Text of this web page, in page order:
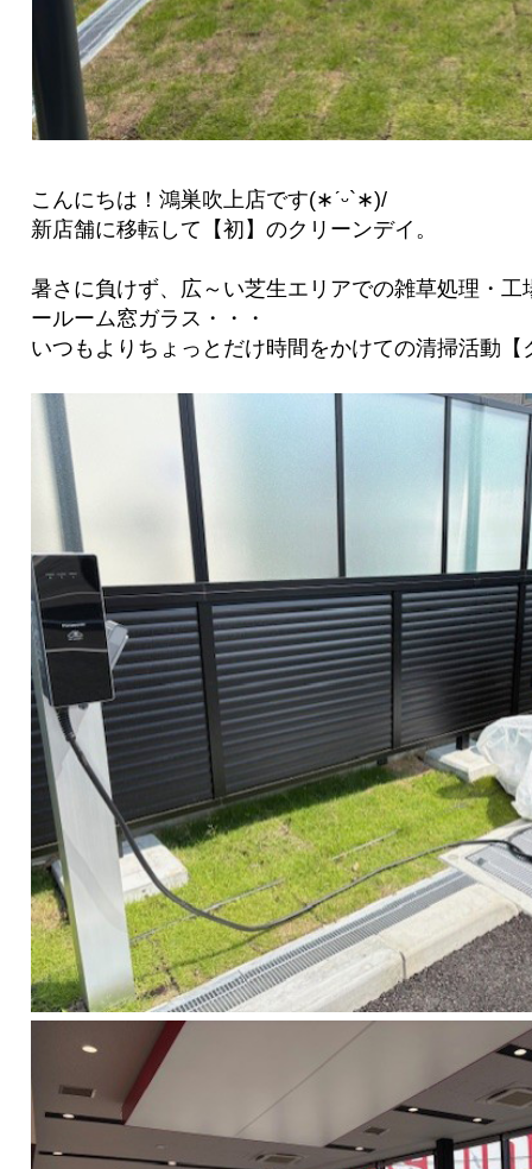
こんにちは！鴻巣吹上店です(∗ˊᵕ`∗)/
新店舗に移転して【初】のクリーンデイ。
暑さに負けず、広～い芝生エリアでの雑草処理・
ールーム窓ガラス・・・
いつもよりちょっとだけ時間をかけての清掃活動